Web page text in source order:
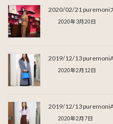
2020/02/21 puremoni
2020年3月20日
2019/12/13
2020年2月12日
2019/12/13
2020年2月7日